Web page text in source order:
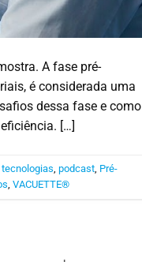
A fase pré-
é considerada uma
dessa fase e como
[…]
,podcast Pré-
,VACUETTE®